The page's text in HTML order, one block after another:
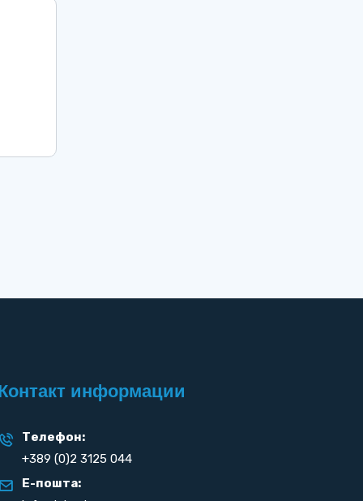
информации
Телефон:
+389 (0)2 3125 044
Е-пошта: